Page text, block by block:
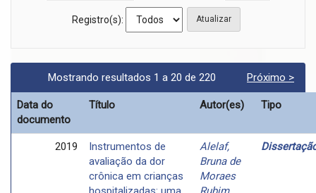
Registro(s):
Mostrando resultados 1 a 20 de 220 Próximo >
Data do
documento
Título Autor(es) Tipo
2019
Instrumentos de
avaliação da dor
crônica em crianças
Alelaf,
Bruna de
Moraes